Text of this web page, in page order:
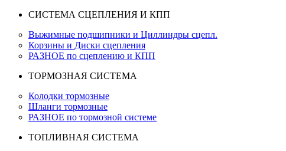
СИСТЕМА СЦЕПЛЕНИЯ И КПП
Выжимные подшипники и Циллиндры сцепл.
Корзины и Диски сцепления
РАЗНОЕ по сцеплению и КПП
ТОРМОЗНАЯ СИСТЕМА
Колодки тормозные
Шланги тормозные
РАЗНОЕ по тормозной системе
ТОПЛИВНАЯ СИСТЕМА